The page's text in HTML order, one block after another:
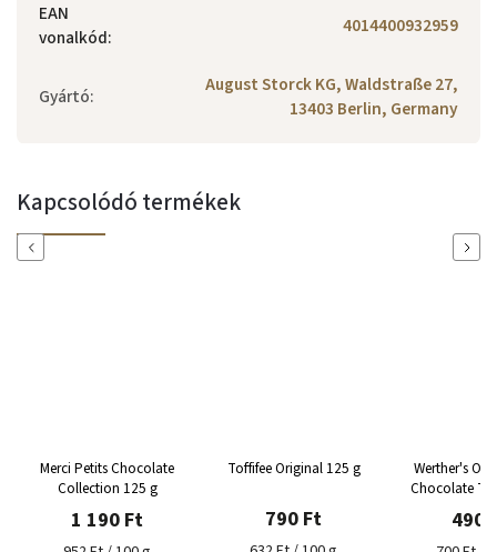
EAN
vonalkód: 4014400932959
Gyártó:
August Storck KG, Waldstraße 27,
13403 Berlin, Germany
Kapcsolódó termékek
Previous
Merci Petits Chocolate
Collection 125 g
1 190 Ft
Toffifee Original 125 g
790 Ft
Werther's
Chocolate
490
Next